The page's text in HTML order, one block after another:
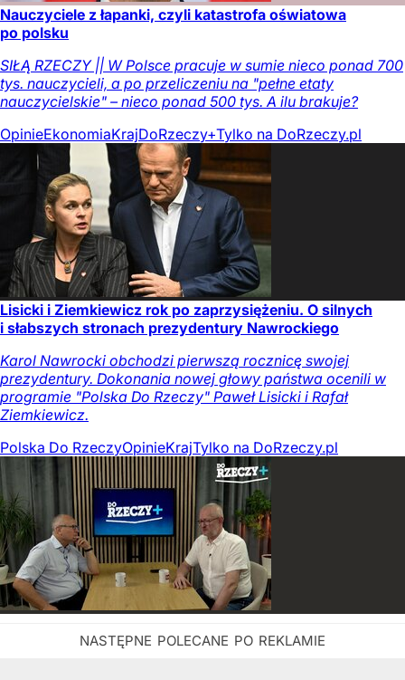
Nauczyciele z łapanki, czyli katastrofa oświatowa
po polsku
SIŁĄ RZECZY || W Polsce pracuje w sumie nieco ponad 700
tys. nauczycieli, a po przeliczeniu na "pełne etaty
nauczycielskie" – nieco ponad 500 tys. A ilu brakuje?
OpinieEkonomiaKrajDoRzeczy+Tylko na DoRzeczy.pl
Lisicki i Ziemkiewicz rok po zaprzysiężeniu. O silnych
i słabszych stronach prezydentury Nawrockiego
Karol Nawrocki obchodzi pierwszą rocznicę swojej
prezydentury. Dokonania nowej głowy państwa ocenili w
programie "Polska Do Rzeczy" Paweł Lisicki i Rafał
Ziemkiewicz.
Polska Do RzeczyOpinieKrajTylko na DoRzeczy.pl